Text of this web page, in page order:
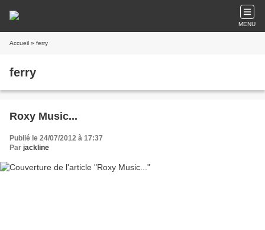
MENU
Accueil » ferry
ferry
Roxy Music...
Publié le 24/07/2012 à 17:37
Par jackline